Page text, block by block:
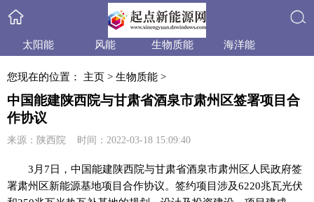
搜索
太阳能 风能 生物质能
海洋能
政策法规
产业信息 行业动态
您现在的位置： 主页 > 生物质能 >
中国能建陕西院与甘肃省酒泉市肃州区签署项目合
作协议
来源：陕西院 时间：2022-03-18 15:09:40
3月7日，中国能建陕西院与甘肃省酒泉市肃州区人民政府签
署肃州区新能源基地项目合作协议。签约项目涉及6220兆瓦光伏